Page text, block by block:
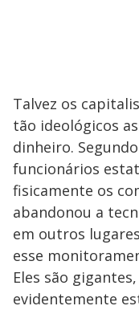
Talvez os
tão ideológicos
dinheiro.
funcionários
fisicamente os
abandonou a
em outros
esse
Eles são
evidentemente